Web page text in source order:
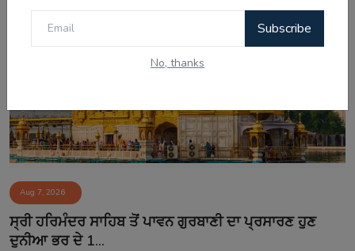
Subscribe
No, thanks
Aug 7, 2026
ਸ੍ਰੀ ਹਰਿਮੰਦਰ ਸਾਹਿਬ ਤੋਂ ਪਾਵਨ ਗੁਰਬਾਣੀ ਦਾ ਪ੍ਰਸਾਰਣ ਹੁਣ
ਦੁਨੀਆ ਭਰ ਦੇ 1...